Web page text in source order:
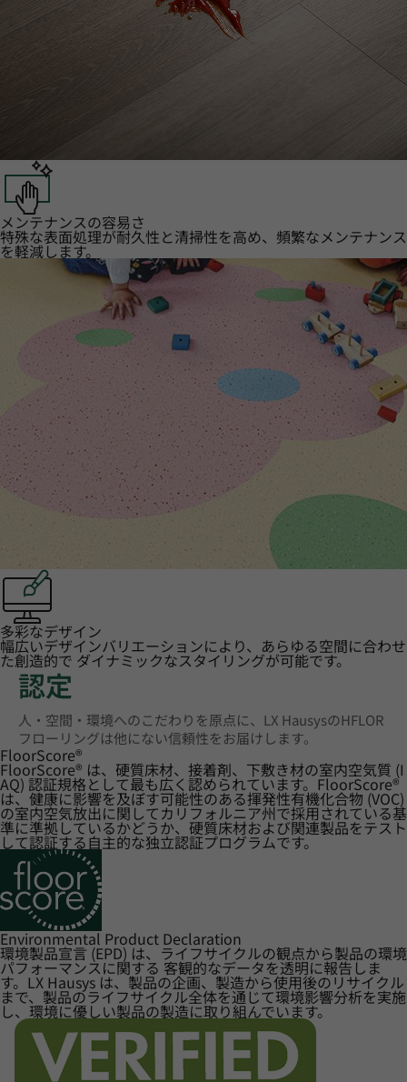
メンテナンスの容易さ
特殊な表面処理が耐久性と清掃性を高め、頻繁なメンテナンス
を軽減します。
多彩なデザイン
幅広いデザインバリエーションにより、あらゆる空間に合わせ
た創造的で ダイナミックなスタイリングが可能です。
認定
人・空間・環境へのこだわりを原点に、LX HausysのHFLOR
フローリングは他にない信頼性をお届けします。
FloorScore®
FloorScore® は、硬質床材、接着剤、下敷き材の室内空気質 (I
AQ) 認証規格として最も広く認められています。FloorScore®
は、健康に影響を及ぼす可能性のある揮発性有機化合物 (VOC)
の室内空気放出に関してカリフォルニア州で採用されている基
準に準拠しているかどうか、硬質床材および関連製品をテスト
して認証する自主的な独立認証プログラムです。
Environmental Product Declaration
環境製品宣言 (EPD) は、ライフサイクルの観点から製品の環境
パフォーマンスに関する 客観的なデータを透明に報告しま
す。LX Hausys は、製品の企画、製造から使用後のリサイクル
まで、製品のライフサイクル全体を通じて環境影響分析を実施
し、環境に優しい製品の製造に取り組んでいます。